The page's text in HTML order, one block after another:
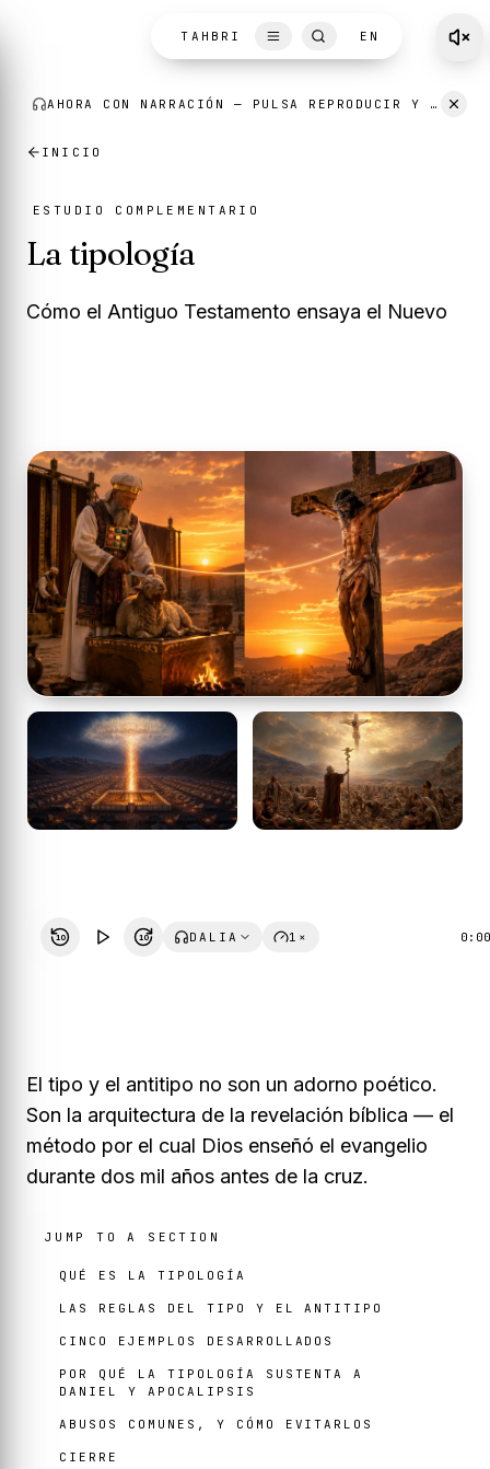
AHORA CON NARRACIÓN — PULSA REPRODUCIR Y ESCUCHA MIENTRAS LEES.
TAHBRI EN
INICIO
ESTUDIO COMPLEMENTARIO
La tipología
Cómo el Antiguo Testamento ensaya el Nuevo
10 10 DALIA 1× 0:00
El tipo y el antitipo no son un adorno poético.
Son la arquitectura de la revelación bíblica — el
método por el cual Dios enseñó el evangelio
durante dos mil años antes de la cruz.
JUMP TO A SECTION
QUÉ ES LA TIPOLOGÍA
LAS REGLAS DEL TIPO Y EL ANTITIPO
CINCO EJEMPLOS DESARROLLADOS
POR QUÉ LA TIPOLOGÍA SUSTENTA A
DANIEL Y APOCALIPSIS
ABUSOS COMUNES, Y CÓMO EVITARLOS
CIERRE